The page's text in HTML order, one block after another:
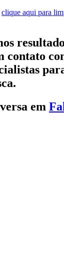
clique aqui para
contato
em